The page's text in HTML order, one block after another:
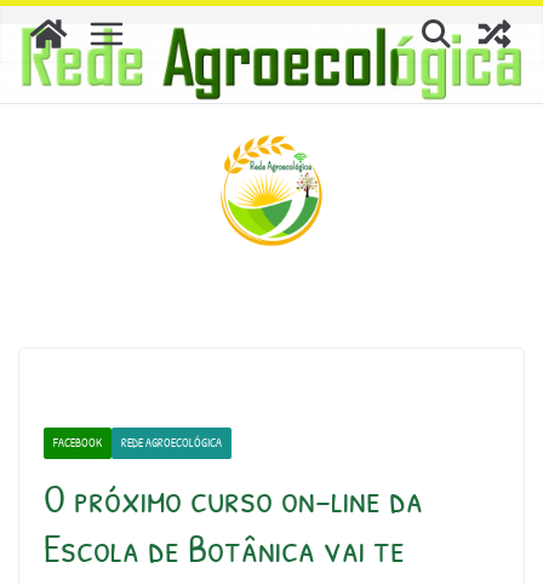
Skip
to
FACEBOOK REDE AGROECOLÓGICA
O próximo curso on-line da
Escola de Botânica vai te